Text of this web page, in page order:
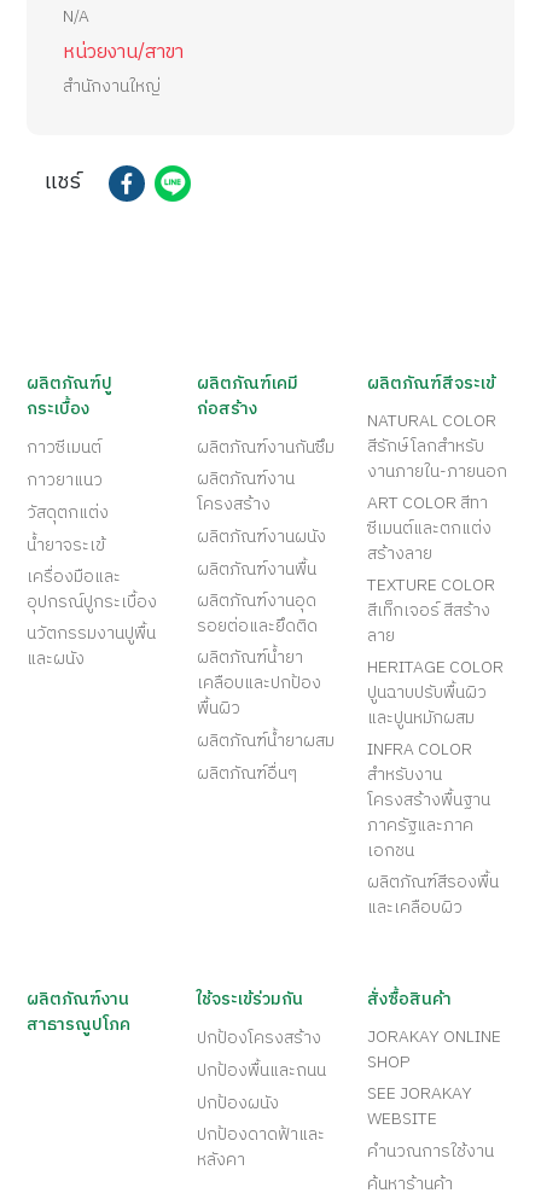
N/A
หน่วยงาน/สาขา
สำนักงานใหญ่
แชร์
ผลิตภัณฑ์ปู
กระเบื้อง
กาวซีเมนต์
กาวยาแนว
วัสดุตกแต่ง
น้ำยาจระเข้
เครื่องมือและ
อุปกรณ์ปูกระเบื้อง
นวัตกรรมงานปูพื้น
และผนัง
ผลิตภัณฑ์เคมี
ก่อสร้าง
ผลิตภัณฑ์งานกันซึม
ผลิตภัณฑ์งาน
โครงสร้าง
ผลิตภัณฑ์งานผนัง
ผลิตภัณฑ์งานพื้น
ผลิตภัณฑ์งานอุด
รอยต่อและยึดติด
ผลิตภัณฑ์น้ำยา
เคลือบและปกป้อง
พื้นผิว
ผลิตภัณฑ์น้ำยาผสม
ผลิตภัณฑ์อื่นๆ
ผลิตภัณฑ์สีจระเข้
NATURAL COLOR
สีรักษ์โลกสำหรับ
งานภายใน-ภายนอก
ART COLOR สีทา
ซีเมนต์และตกแต่ง
สร้างลาย
TEXTURE COLOR
สีเท็กเจอร์ สีสร้าง
ลาย
HERITAGE COLOR
ปูนฉาบปรับพื้นผิว
และปูนหมักผสม
INFRA COLOR
สำหรับงาน
โครงสร้างพื้นฐาน
ภาครัฐและภาค
เอกชน
ผลิตภัณฑ์สีรองพื้น
และเคลือบผิว
ผลิตภัณฑ์งาน
สาธารณูปโภค
ใช้จระเข้ร่วมกัน
ปกป้องโครงสร้าง
ปกป้องพื้นและถนน
ปกป้องผนัง
ปกป้องดาดฟ้าและ
หลังคา
สั่งซื้อสินค้า
JORAKAY ONLINE
SHOP
SEE JORAKAY
WEBSITE
คำนวณการใช้งาน
ค้นหาร้านค้า